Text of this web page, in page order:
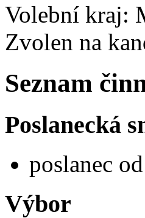
Volební kraj:
Zvolen na
Seznam
Poslanecká
poslanec
Výbor